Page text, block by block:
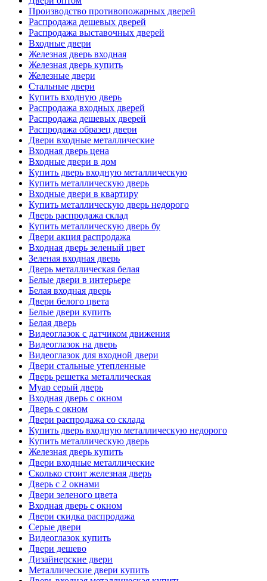
Производство противопожарных дверей
Распродажа дешевых дверей
Распродажа выставочных дверей
Входные двери
Железная дверь входная
Железная дверь купить
Железные двери
Стальные двери
Купить входную дверь
Распродажа входных дверей
Распродажа дешевых дверей
Распродажа образец двери
Двери входные металлические
Входная дверь цена
Входные двери в дом
Купить дверь входную металлическую
Купить металлическую дверь
Входные двери в квартиру
Купить металлическую дверь недорого
Дверь распродажа склад
Купить металлическую дверь бу
Двери акция распродажа
Входная дверь зеленый цвет
Зеленая входная дверь
Дверь металлическая белая
Белые двери в интерьере
Белая входная дверь
Двери белого цвета
Белые двери купить
Белая дверь
Видеоглазок с датчиком движения
Видеоглазок на дверь
Видеоглазок для входной двери
Двери стальные утепленные
Дверь решетка металлическая
Муар серый дверь
Входная дверь с окном
Дверь с окном
Двери распродажа со склада
Купить дверь входную металлическую недорого
Купить металлическую дверь
Железная дверь купить
Двери входные металлические
Сколько стоит железная дверь
Дверь с 2 окнами
Двери зеленого цвета
Входная дверь с окном
Двери скидка распродажа
Серые двери
Видеоглазок купить
Двери дешево
Дизайнерские двери
Металлические двери купить